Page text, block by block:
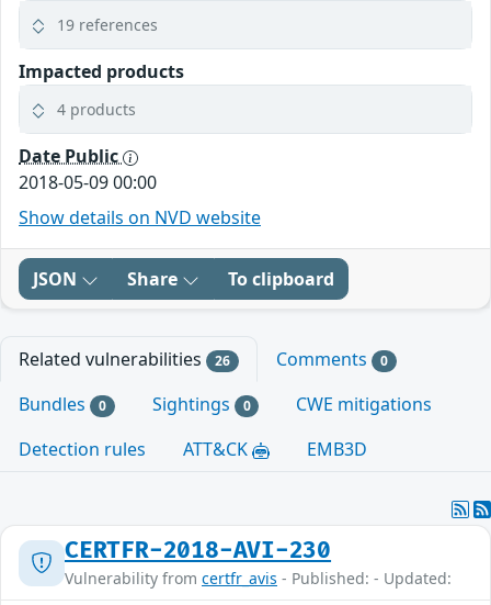
19 references
Impacted products
4 products
Date Public
2018-05-09 00:00
Show details on NVD website
JSON Share To clipboard
Related vulnerabilities 26 Comments 0
Bundles 0 Sightings 0
CWE mitigations
Detection rules
ATT&CK EMB3D
CERTFR-2018-AVI-230
Vulnerability from certfr_avis - Published: - Updated: